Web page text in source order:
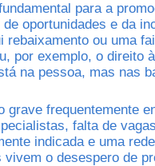
para a
oportunidades e da
rebaixamento ou uma
por exemplo, o direito
na pessoa, mas nas
frequentemente
falta de
indicada e uma rede
o desespero de